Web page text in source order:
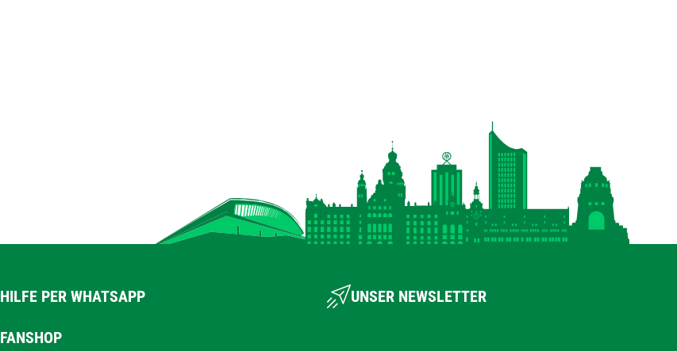
HILFE PER WHATSAPP UNSER NEWSLETTER
FANSHOP